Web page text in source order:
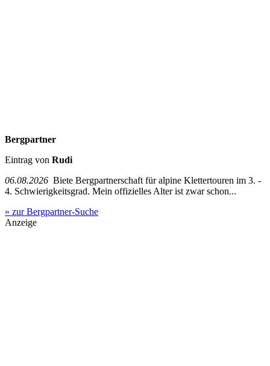
Bergpartner
Eintrag von Rudi
06.08.2026 Biete Bergpartnerschaft für alpine Klettertouren im 3. -
4. Schwierigkeitsgrad. Mein offizielles Alter ist zwar schon...
» zur Bergpartner-Suche
Anzeige